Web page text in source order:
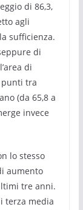
di 86,3,
agli
sufficienza.
di
di
punti tra
(da 65,8 a
invece
lo stesso
aumento
tre anni.
terza media